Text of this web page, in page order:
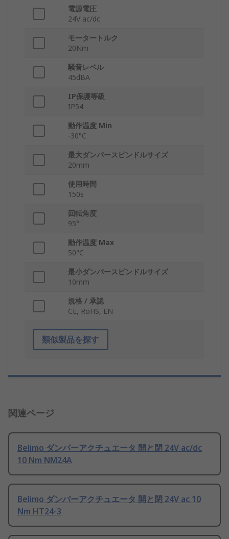
電源電圧
24V ac/dc
モータートルク
20Nm
騒音レベル
45dBA
IP保護等級
IP54
動作温度 Min
-30°C
最大ダンパースピンドルサイズ
20mm
使用時間
150s
回転角度
95°
動作温度 Max
50°C
最小ダンパースピンドルサイズ
10mm
規格 / 承認
CE, RoHS, EN
類似製品を探す
関連ページ
Belimo ダンパーアクチュエータ 開と閉 24V ac/dc
10 Nm NM24A
Belimo ダンパーアクチュエータ 開と閉 24V ac 10
Nm HT24-3